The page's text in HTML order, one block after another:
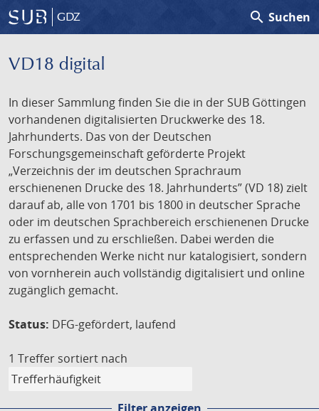
GDZ search Suchen
VD18 digital
In dieser Sammlung finden Sie die in der SUB Göttingen
vorhandenen digitalisierten Druckwerke des 18.
Jahrhunderts. Das von der Deutschen
Forschungsgemeinschaft geförderte Projekt
„Verzeichnis der im deutschen Sprachraum
erschienenen Drucke des 18. Jahrhunderts” (VD 18) zielt
darauf ab, alle von 1701 bis 1800 in deutscher Sprache
oder im deutschen Sprachbereich erschienenen Drucke
zu erfassen und zu erschließen. Dabei werden die
entsprechenden Werke nicht nur katalogisiert, sondern
von vornherein auch vollständig digitalisiert und online
zugänglich gemacht.
Status: DFG-gefördert, laufend
1 Treffer sortiert nach